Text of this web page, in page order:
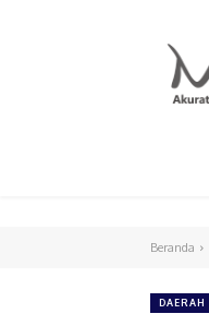
Beranda
DAERAH